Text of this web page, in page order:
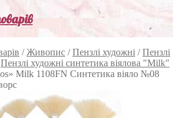
/Живопис /Пензлі художні /Пензлі
Пензлі художні синтетика віялова "Milk"
Milk 1108FN Синтетика віяло №08